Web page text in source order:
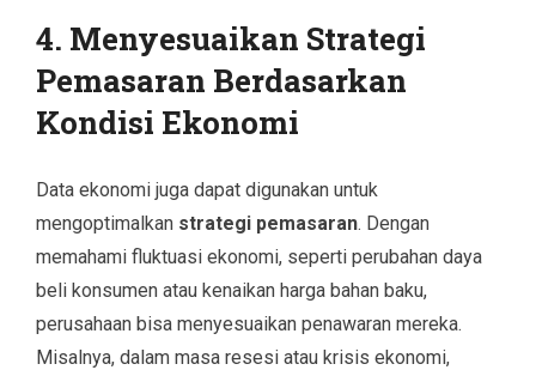
4. Menyesuaikan Strategi
Pemasaran Berdasarkan
Kondisi Ekonomi
Data ekonomi juga dapat digunakan untuk
mengoptimalkan strategi pemasaran. Dengan
memahami fluktuasi ekonomi, seperti perubahan daya
beli konsumen atau kenaikan harga bahan baku,
perusahaan bisa menyesuaikan penawaran mereka.
Misalnya, dalam masa resesi atau krisis ekonomi,